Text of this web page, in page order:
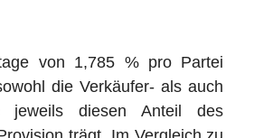
von 1,785 % pro Partei
die Verkäufer- als auch
jeweils diesen Anteil des